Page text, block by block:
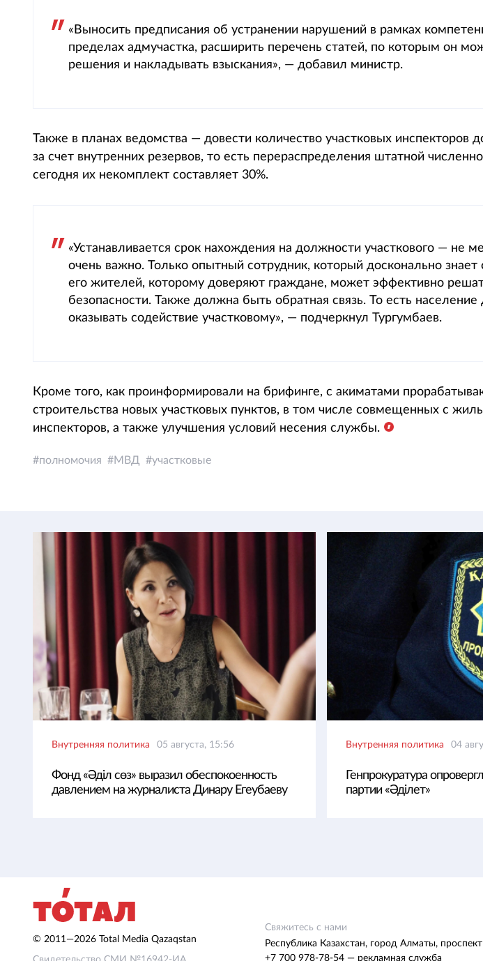
«Выносить предписания об устранении нарушений в рамках
пределах адмучастка, расширить перечень статей, по которым он
решения и накладывать взыскания», — добавил министр.
Также в планах ведомства — довести количество участковых инспекторов
за счет внутренних резервов, то есть перераспределения штатной
сегодня их некомплект составляет 30%.
«Устанавливается срок нахождения на должности участкового — не
очень важно. Только опытный сотрудник, который досконально знает
его жителей, которому доверяют граждане, может эффективно
безопасности. Также должна быть обратная связь. То есть
оказывать содействие участковому», — подчеркнул Тургумбаев.
Кроме того, как проинформировали на брифинге, с акиматами
строительства новых участковых пунктов, в том числе совмещенных с
инспекторов, а также улучшения условий несения службы.
полномочия МВД участковые
Внутренняя политика 05 августа, 15:56
Фонд «Әділ сөз» выразил обеспокоенность
давлением на журналиста Динару Егеубаеву
Внутренняя политика 04
Генпрокуратура
партии «Әділет»
© 2011—2026 Total Media Qazaqstan
Свяжитесь с нами
Республика Казахстан, город Алматы,
+7 700 978-78-54 — рекламная служба